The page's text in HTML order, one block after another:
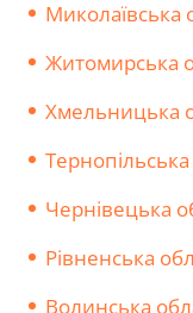
Миколаївська
Житомирська
Хмельницька
Чернівецька
Рівненська
Волинська